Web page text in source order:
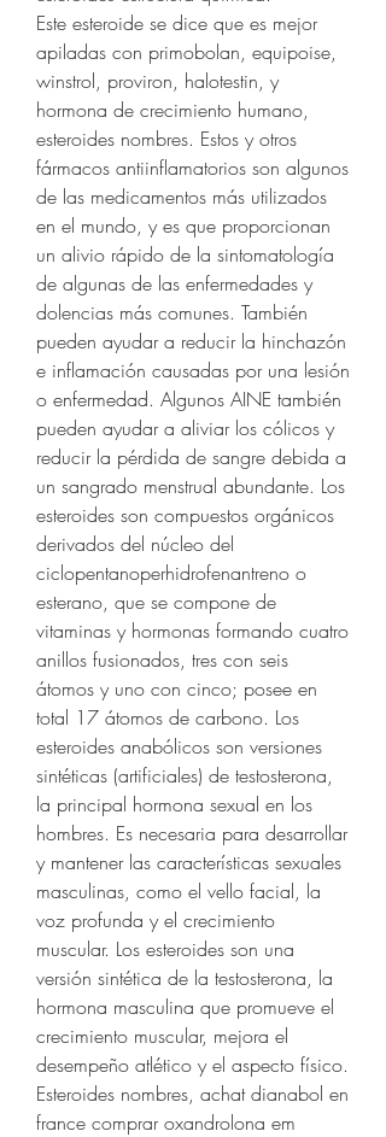
Este esteroide se dice que es mejor
apiladas con primobolan, equipoise,
winstrol, proviron, halotestin, y
hormona de crecimiento humano,
esteroides nombres. Estos y otros
fármacos antiinflamatorios son algunos
de las medicamentos más utilizados
en el mundo, y es que proporcionan
un alivio rápido de la sintomatología
de algunas de las enfermedades y
dolencias más comunes. También
pueden ayudar a reducir la hinchazón
e inflamación causadas por una lesión
o enfermedad. Algunos AINE también
pueden ayudar a aliviar los cólicos y
reducir la pérdida de sangre debida a
un sangrado menstrual abundante. Los
esteroides son compuestos orgánicos
derivados del núcleo del
ciclopentanoperhidrofenantreno o
esterano, que se compone de
vitaminas y hormonas formando cuatro
anillos fusionados, tres con seis
átomos y uno con cinco; posee en
total 17 átomos de carbono. Los
esteroides anabólicos son versiones
sintéticas (artificiales) de testosterona,
la principal hormona sexual en los
hombres. Es necesaria para desarrollar
y mantener las características sexuales
masculinas, como el vello facial, la
voz profunda y el crecimiento
muscular. Los esteroides son una
versión sintética de la testosterona, la
hormona masculina que promueve el
crecimiento muscular, mejora el
desempeño atlético y el aspecto físico.
Esteroides nombres, achat dianabol en
france comprar oxandrolona em